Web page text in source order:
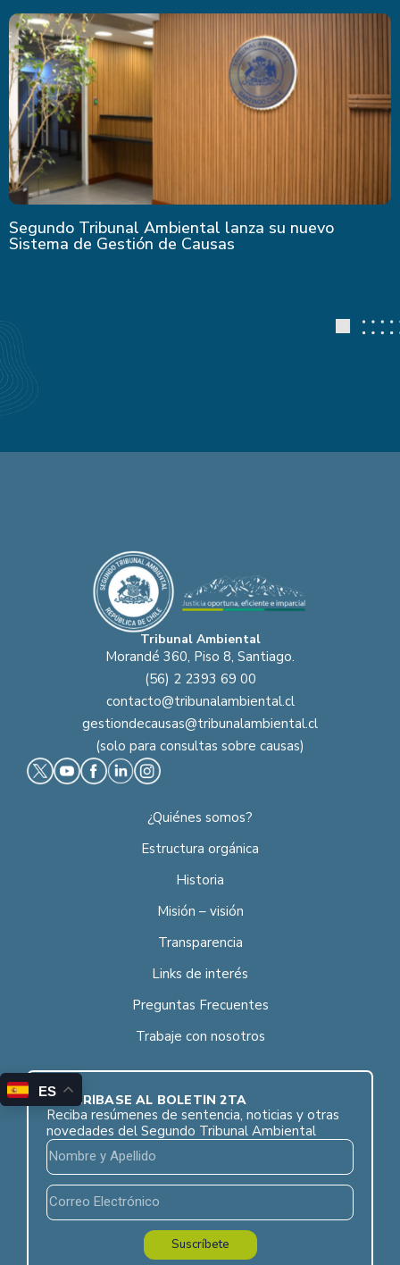
Segundo Tribunal Ambiental lanza su nuevo
Sistema de Gestión de Causas
Tribunal Ambiental
Morandé 360, Piso 8, Santiago.
(56) 2 2393 69 00
contacto@tribunalambiental.cl
gestiondecausas@tribunalambiental.cl
(solo para consultas sobre causas)
¿Quiénes somos?
Estructura orgánica
Historia
Misión – visión
Transparencia
Links de interés
Preguntas Frecuentes
Trabaje con nosotros
SUSCRÍBASE AL BOLETÍN 2TA
Reciba resúmenes de sentencia, noticias y otras
novedades del Segundo Tribunal Ambiental
Suscríbete
ES